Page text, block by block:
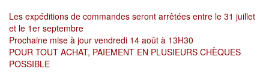
Les expéditions de commandes seront arrêtées entre le 31 juillet
et le 1er septembre
Prochaine mise à jour vendredi 14 août à 13H30
POUR TOUT ACHAT, PAIEMENT EN PLUSIEURS CHÈQUES
POSSIBLE